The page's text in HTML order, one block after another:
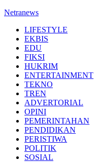
Netranews
LIFESTYLE
EKBIS
EDU
FIKSI
HUKRIM
ENTERTAINMENT
TEKNO
TREN
ADVERTORIAL
OPINI
PEMERINTAHAN
PENDIDIKAN
PERISTIWA
POLITIK
SOSIAL